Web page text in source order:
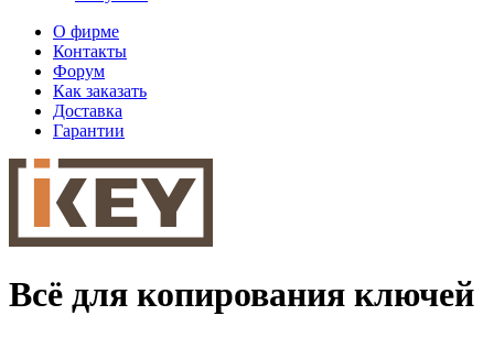
О фирме
Контакты
Форум
Как заказать
Доставка
Гарантии
Всё для копирования ключей